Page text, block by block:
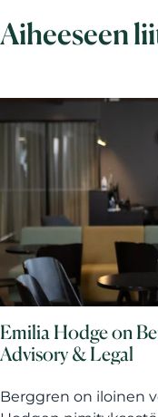
Aiheeseen
Emilia Hodge on
Advisory & Legal
Berggren on iloinen